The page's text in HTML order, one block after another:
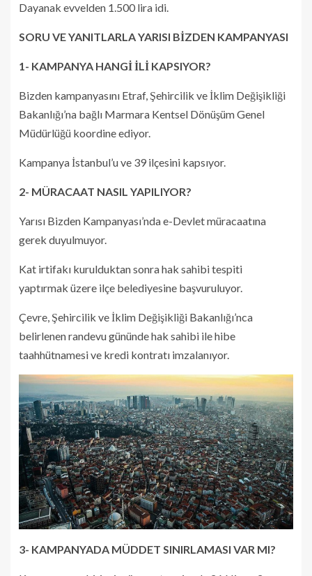
Dayanak evvelden 1.500 lira idi.
SORU VE YANITLARLA YARISI BİZDEN KAMPANYASI
1- KAMPANYA HANGİ İLİ KAPSIYOR?
Bizden kampanyasını Etraf, Şehircilik ve İklim Değişikliği
Bakanlığı’na bağlı Marmara Kentsel Dönüşüm Genel
Müdürlüğü koordine ediyor.
Kampanya İstanbul’u ve 39 ilçesini kapsıyor.
2- MÜRACAAT NASIL YAPILIYOR?
Yarısı Bizden Kampanyası’nda e-Devlet müracaatına
gerek duyulmuyor.
Kat irtifakı kurulduktan sonra hak sahibi tespiti
yaptırmak üzere ilçe belediyesine başvuruluyor.
Çevre, Şehircilik ve İklim Değişikliği Bakanlığı’nca
belirlenen randevu gününde hak sahibi ile hibe
taahhütnamesi ve kredi kontratı imzalanıyor.
3- KAMPANYADA MÜDDET SINIRLAMASI VAR MI?